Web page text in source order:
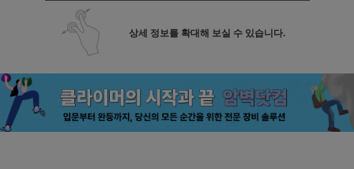
상세 정보를 확대해 보실 수 있습니다.